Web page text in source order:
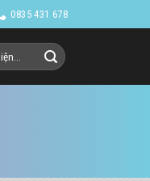
0835 431 678